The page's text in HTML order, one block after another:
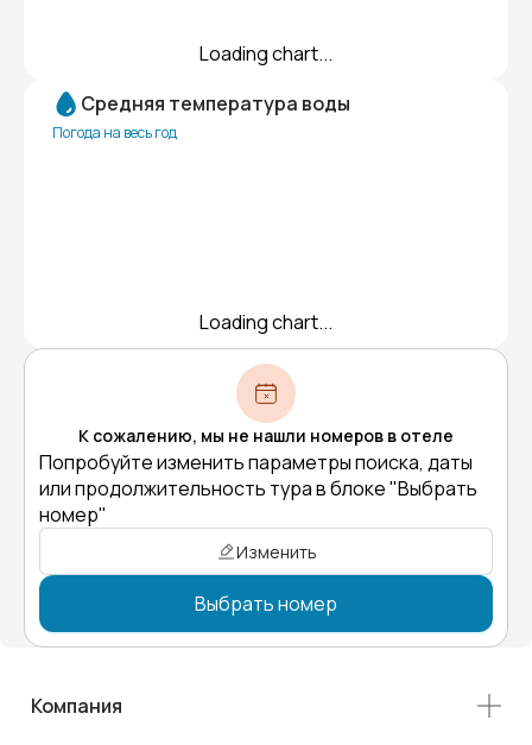
Loading chart...
Средняя температура воды
Погода на весь год
Loading chart...
К сожалению, мы не нашли номеров в отеле
Попробуйте изменить параметры поиска, даты
или продолжительность тура в блоке "Выбрать
номер"
Изменить
Выбрать номер
Компания